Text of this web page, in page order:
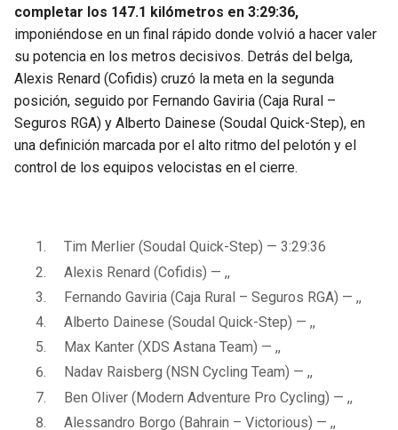
completar los 147.1 kilómetros en 3:29:36,
imponiéndose en un final rápido donde volvió a hacer valer
su potencia en los metros decisivos. Detrás del belga,
Alexis Renard (Cofidis) cruzó la meta en la segunda
posición, seguido por Fernando Gaviria (Caja Rural –
Seguros RGA) y Alberto Dainese (Soudal Quick-Step), en
una definición marcada por el alto ritmo del pelotón y el
control de los equipos velocistas en el cierre.
Tim Merlier (Soudal Quick-Step) — 3:29:36
Alexis Renard (Cofidis) — ,,
Fernando Gaviria (Caja Rural – Seguros RGA) — ,,
Alberto Dainese (Soudal Quick-Step) — ,,
Max Kanter (XDS Astana Team) — ,,
Nadav Raisberg (NSN Cycling Team) — ,,
Ben Oliver (Modern Adventure Pro Cycling) — ,,
Alessandro Borgo (Bahrain – Victorious) — ,,